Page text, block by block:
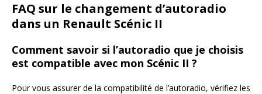
FAQ sur le changement d’autoradio
dans un Renault Scénic II
Comment savoir si l’autoradio que je choisis
est compatible avec mon Scénic II ?
Pour vous assurer de la compatibilité de l’autoradio, vérifiez les